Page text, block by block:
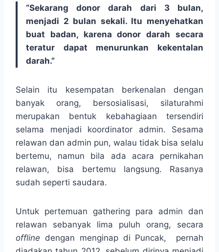
“Sekarang donor darah dari 3 bulan,
menjadi 2 bulan sekali. Itu menyehatkan
buat badan, karena donor darah secara
teratur dapat menurunkan kekentalan
darah.”
Selain itu kesempatan berkenalan dengan
banyak orang, bersosialisasi, silaturahmi
merupakan bentuk kebahagiaan tersendiri
selama menjadi koordinator admin. Sesama
relawan dan admin pun, walau tidak bisa selalu
bertemu, namun bila ada acara pernikahan
relawan, bisa bertemu langsung. Rasanya
sudah seperti saudara.
Untuk pertemuan gathering para admin dan
relawan sebanyak lima puluh orang, secara
offline dengan menginap di Puncak, pernah